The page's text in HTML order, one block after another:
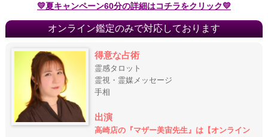
💛夏キャンペーン60分の詳細はコチラをクリック💛
オンライン鑑定のみで対応しております
得意な占術
霊感タロット
霊視・霊媒メッセージ
手相
出演
高崎店の『マザー美宙先生』は【オンライン